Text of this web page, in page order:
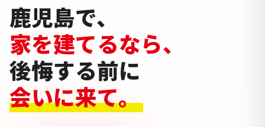
鹿児島で、
家を建てるなら、
後悔する前に
会いに来て。